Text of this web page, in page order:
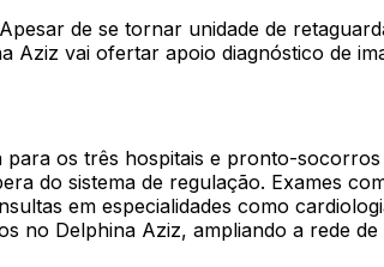
de se tornar unidade de
Aziz vai ofertar apoio diagnóstico de
para os três hospitais e pronto-
do sistema de regulação. Exames
em especialidades como
no Delphina Aziz, ampliando a rede de